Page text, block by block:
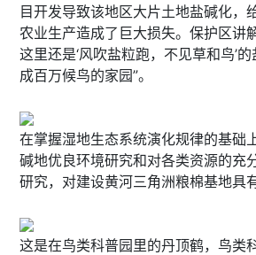
目开发导致该地区大片土地盐碱化，
农业生产造成了巨大损失。保护区讲
这里还是‘风吹盐粒跑，不见草和鸟’
成百万候鸟的家园”。
在掌握湿地生态系统演化规律的基础
碱地优良环境研究和对各类资源的充
研究，对建设黄河三角洲粮棉基地具
这是在鸟类科普园里的丹顶鹤，鸟类